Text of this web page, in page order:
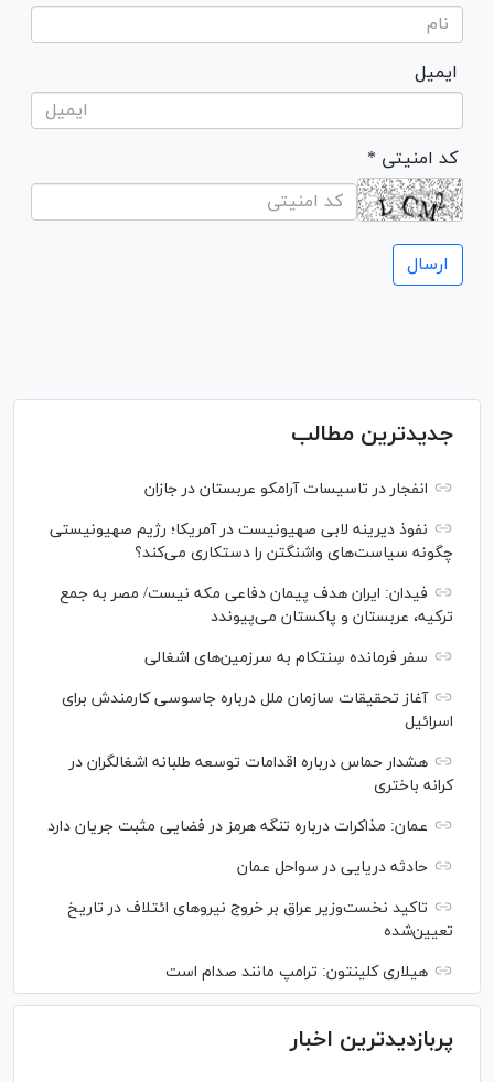
ایمیل
* کد امنیتی
جدیدترین مطالب
انفجار در تاسیسات آرامکو عربستان در جازان
نفوذ دیرینه لابی صهیونیست در آمریکا؛ رژیم صهیونیستی
چگونه سیاست‌های واشنگتن را دستکاری می‌کند؟
فیدان: ایران هدف پیمان دفاعی مکه نیست/ مصر به جمع
ترکیه، عربستان و پاکستان می‌پیوندد
سفر فرمانده سِنتکام به سرزمین‌های اشغالی
آغاز تحقیقات سازمان ملل درباره جاسوسی کارمندش برای
اسرائیل
هشدار حماس درباره اقدامات توسعه طلبانه اشغالگران در
کرانه باختری
عمان: مذاکرات درباره تنگه هرمز در فضایی مثبت جریان دارد
حادثه دریایی در سواحل عمان
تاکید نخست‌وزیر عراق بر خروج نیروهای ائتلاف در تاریخ
تعیین‌شده
هیلاری کلینتون: ترامپ مانند صدام است
پربازدیدترین اخبار